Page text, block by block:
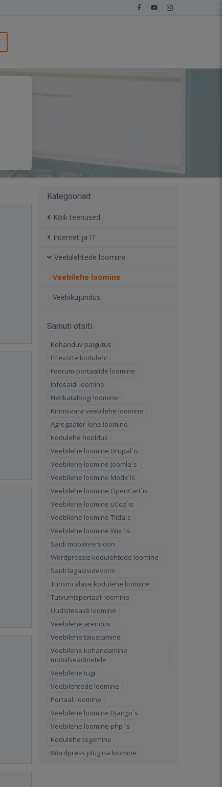
Kategooriad
Kõik teenused
Internet ja IT
Veebilehtede loomine
Veebilehe loomine
Veebikujundus
Samuti otsiti
Kohanduv paigutus
Ettevõtte koduleht
Foorum-portaalide loomine
Infosaidi loomine
Netikataloogi loomine
Kinnisvara veebilehe loomine
Agregaator-lehe loomine
Kodulehe hooldus
Veebilehe loomine Drupal´is
Veebilehe loomine Joomla´s
Veebilehe loomine Modx´is
Veebilehe loomine OpenCart´is
Veebilehe loomine uCoz´is
Veebilehe loomine Tilda´s
Veebilehe loomine Wix ´is
Saidi mobiiliversioon
Wordpressis kodulehtede loomine
Saidi tagasisidevorm
Turismi alase kodulehe loomine
Tutvumisportaali loomine
Uudistesaidi loomine
Veebilehe arendus
Veebilehe täiustamine
Veebilehe kohandamine
mobiilseadmetele
Veebilehe tugi
Veebilehtede loomine
Portaali loomine
Veebilehe loomine Django´s
Veebilehe loomine php ´s
Kodulehe tegemine
Wordpress plugina loomine